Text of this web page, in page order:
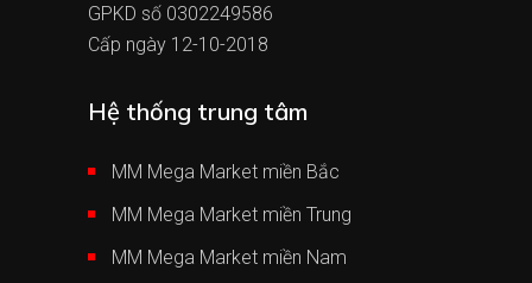
GPKD số 0302249586
Cấp ngày 12-10-2018
Hệ thống trung tâm
MM Mega Market miền Bắc
MM Mega Market miền Trung
MM Mega Market miền Nam